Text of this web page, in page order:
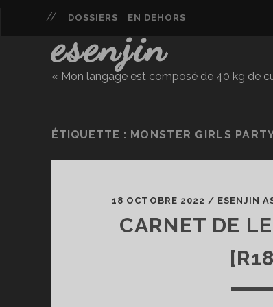
DOSSIERS EN DEHORS
esenjin
« Mon langage est composé de 40 kg de
ÉTIQUETTE : MONSTER GIRLS
18 OCTOBRE 2022 / ESENJIN
CARNET DE